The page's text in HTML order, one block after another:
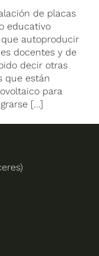
de placas
educativo
autoproducir
docentes y de
decir otras
que están
para
[…]